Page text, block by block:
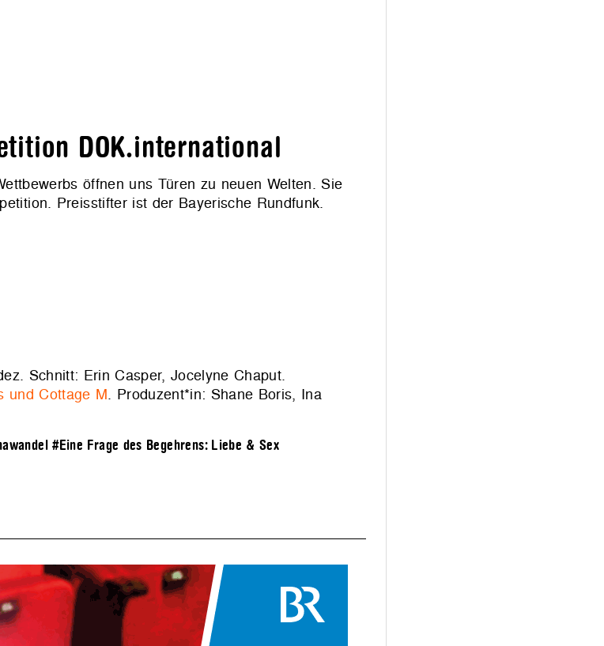
DOK.international
öffnen uns Türen zu neuen Welten. Sie
Preisstifter ist der Bayerische Rundfunk.
Schnitt: Erin Casper, Jocelyne Chaput.
und Cottage M. Produzent*in: Shane Boris, Ina
#Eine Frage des Begehrens: Liebe & Sex